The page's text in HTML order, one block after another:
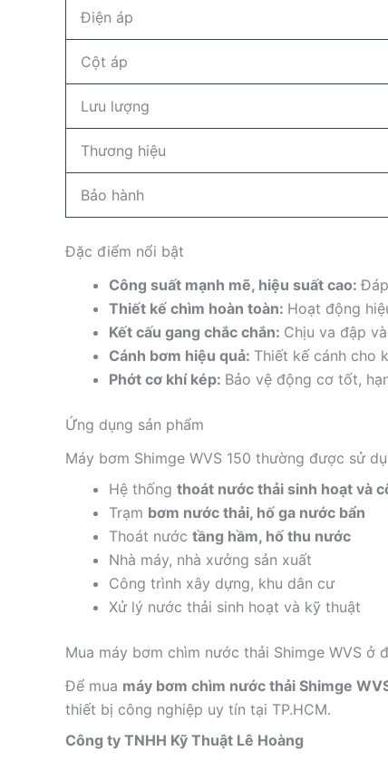
Điện áp
Cột áp
Lưu lượng
Thương hiệu
Bảo hành
Đặc điểm nổi bật
Công suất mạnh mẽ, hiệu suất cao:
Thiết kế chìm hoàn toàn: Hoạt động
Kết cấu gang chắc chắn: Chịu va đập
Cánh bơm hiệu quả: Thiết kế cánh cho
Phớt cơ khí kép: Bảo vệ động cơ tốt,
Ứng dụng sản phẩm
Máy bơm Shimge WVS 150 thường được sử
Hệ thống thoát nước thải sinh hoạt và
Trạm bơm nước thải, hố ga nước bẩn
Thoát nước tầng hầm, hố thu nước
Nhà máy, nhà xưởng sản xuất
Công trình xây dựng, khu dân cư
Xử lý nước thải sinh hoạt và kỹ thuật
Mua máy bơm chìm nước thải Shimge WVS ở
Để mua máy bơm chìm nước thải Shimge
thiết bị công nghiệp uy tín tại TP.HCM.
Công ty TNHH Kỹ Thuật Lê Hoàng